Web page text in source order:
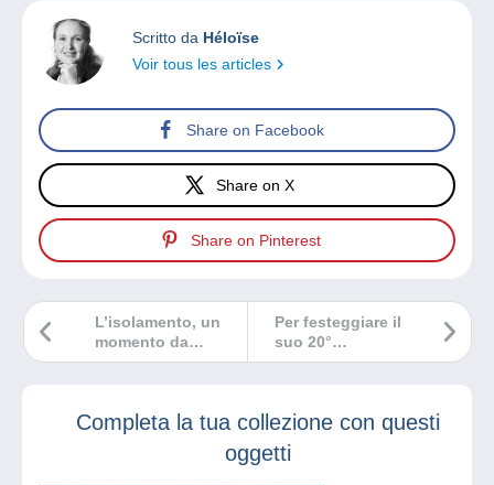
Scritto da Héloïse
Voir tous les articles
Share on Facebook
Share on X
Share on Pinterest
Per festeggiare il
suo 20°
anniversario,
Graine de Vie per
piantare 10.000
alberi.
L’isolamento, un
momento da
sfruttare per
Completa la tua collezione con questi
oggetti